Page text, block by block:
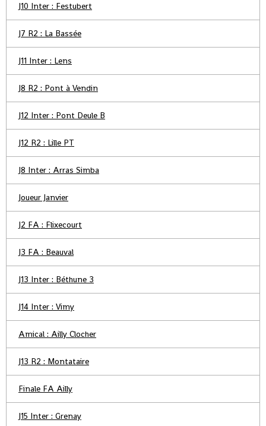
J10 Inter : Festubert
J7 R2 : La Bassée
J11 Inter : Lens
J8 R2 : Pont à Vendin
J12 Inter : Pont Deule B
J12 R2 : Lille PT
J8 Inter : Arras Simba
Joueur Janvier
J2 FA : Flixecourt
J3 FA : Beauval
J13 Inter : Béthune 3
J14 Inter : Vimy
Amical : Ailly Clocher
J13 R2 : Montataire
Finale FA Ailly
J15 Inter : Grenay